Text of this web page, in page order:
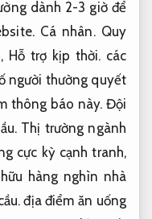
dành 2-3 giờ để
Cá nhân. Quy
Hỗ trợ kịp thời. các
người thường quyết
thông báo này. Đội
Thị trường ngành
cực kỳ cạnh tranh,
hàng nghìn nhà
địa điểm ăn uống